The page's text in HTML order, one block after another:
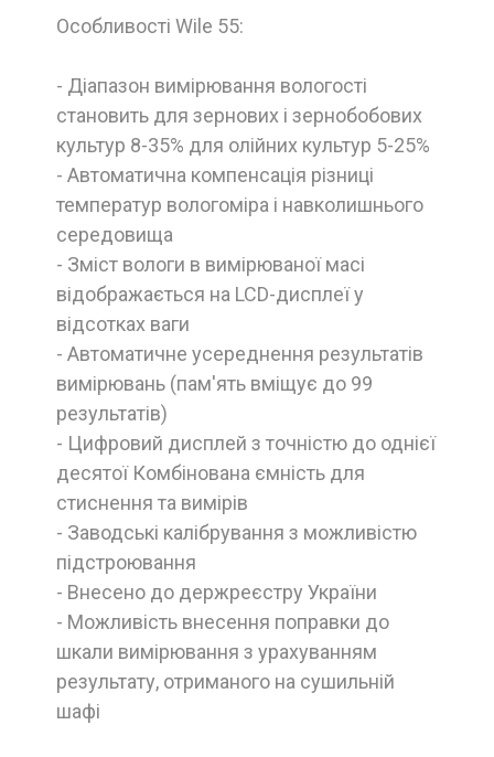
Особливості Wile 55:
- Діапазон вимірювання вологості
становить для зернових і зернобобових
культур 8-35% для олійних культур 5-25%
- Автоматична компенсація різниці
температур вологоміра і навколишнього
середовища
- Зміст вологи в вимірюваної масі
відображається на LCD-дисплеї у
відсотках ваги
- Автоматичне усереднення результатів
вимірювань (пам'ять вміщує до 99
результатів)
- Цифровий дисплей з точністю до однієї
десятої Комбінована ємність для
стиснення та вимірів
- Заводські калібрування з можливістю
підстроювання
- Внесено до держреєстру України
- Можливість внесення поправки до
шкали вимірювання з урахуванням
результату, отриманого на сушильній
шафі